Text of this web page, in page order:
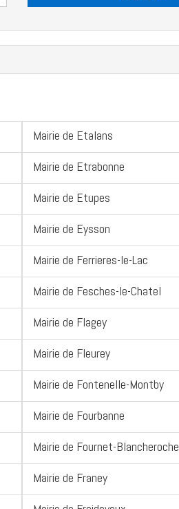
Mairie de Etalans
Mairie de Etrabonne
Mairie de Etupes
Mairie de Eysson
Mairie de Ferrieres-le-Lac
Mairie de Fesches-le-Chatel
Mairie de Flagey
Mairie de Fleurey
Mairie de Fontenelle-Montby
Mairie de Fourbanne
Mairie de Fournet-Blancheroche
Mairie de Franey